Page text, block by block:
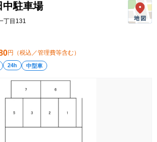
中駐車場
丁目131
円（税込／管理費等含む）
24h 中型車